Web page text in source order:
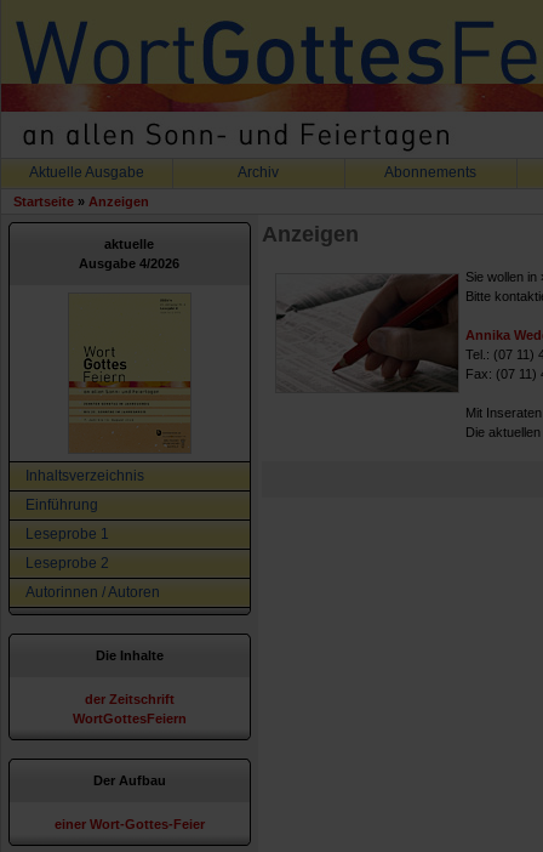
Aktuelle Ausgabe Archiv Abonnements
Startseite » Anzeigen
aktuelle
Ausgabe 4/2026
Inhaltsverzeichnis
Einführung
Leseprobe 1
Leseprobe 2
Autorinnen / Autoren
Die Inhalte
der Zeitschrift
WortGottesFeiern
Der Aufbau
einer Wort-Gottes-Feier
Anzeigen
Sie wollen
Bitte
Annika
Tel.: (07 11)
Fax: (07 11)
Mit
Die aktuellen